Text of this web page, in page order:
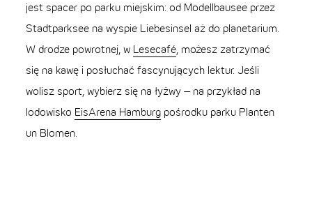
jest spacer po parku miejskim: od Modellbausee przez
Stadtparksee na wyspie Liebesinsel aż do planetarium.
W drodze powrotnej, w Lesecafé, możesz zatrzymać
się na kawę i posłuchać fascynujących lektur. Jeśli
wolisz sport, wybierz się na łyżwy – na przykład na
lodowisko EisArena Hamburg pośrodku parku Planten
un Blomen.